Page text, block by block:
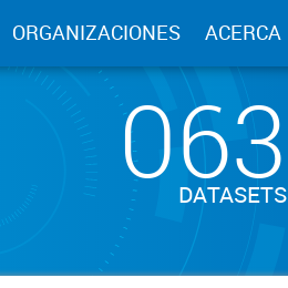
ORGANIZACIONES ACERCA
063
DATASETS